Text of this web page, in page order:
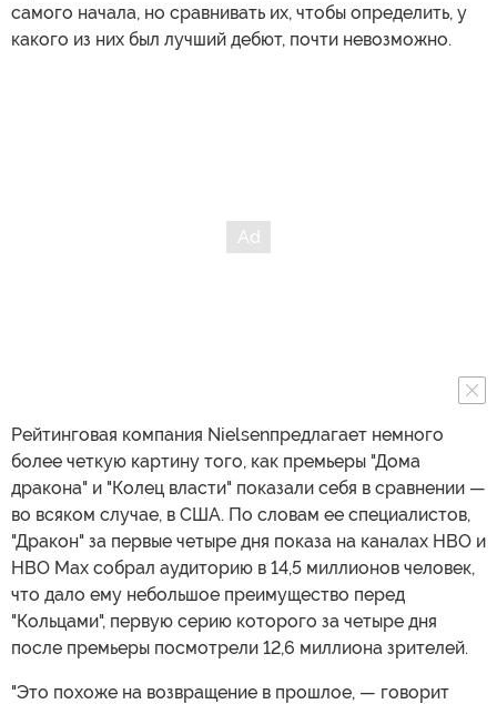
самого начала, но сравнивать их, чтобы определить, у
какого из них был лучший дебют, почти невозможно.
Рейтинговая компания Nielsenпредлагает немного
более четкую картину того, как премьеры "Дома
дракона" и "Колец власти" показали себя в сравнении —
во всяком случае, в США. По словам ее специалистов,
"Дракон" за первые четыре дня показа на каналах HBO и
HBO Max собрал аудиторию в 14,5 миллионов человек,
что дало ему небольшое преимущество перед
"Кольцами", первую серию которого за четыре дня
после премьеры посмотрели 12,6 миллиона зрителей.
"Это похоже на возвращение в прошлое, — говорит